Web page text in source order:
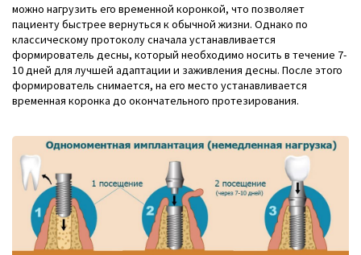
можно нагрузить его временной коронкой, что позволяет
пациенту быстрее вернуться к обычной жизни. Однако по
классическому протоколу сначала устанавливается
формирователь десны, который необходимо носить в течение 7-
10 дней для лучшей адаптации и заживления десны. После этого
формирователь снимается, на его место устанавливается
временная коронка до окончательного протезирования.